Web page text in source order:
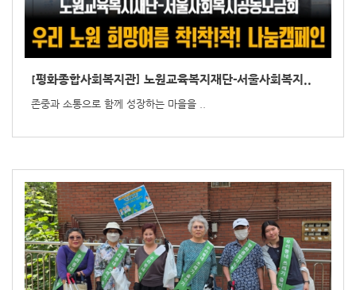
[평화종합사회복지관] 노원교육복지재단-서울사회복지..
존중과 소통으로 함께 성장하는 마을을 ..